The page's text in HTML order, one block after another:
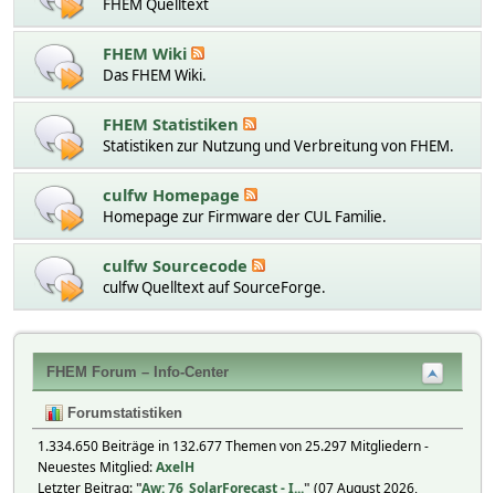
FHEM Wiki
Das FHEM Wiki.
FHEM Statistiken
Statistiken zur Nutzung und Verbreitung von FHEM.
culfw Homepage
Homepage zur Firmware der CUL Familie.
culfw Sourcecode
culfw Quelltext auf SourceForge.
FHEM Forum – Info-Center
Forumstatistiken
1.334.650 Beiträge in 132.677 Themen von 25.297 Mitgliedern -
Neuestes Mitglied:AxelH
Letzter Beitrag:"Aw: 76_SolarForecast - I..." (07 August 2026,